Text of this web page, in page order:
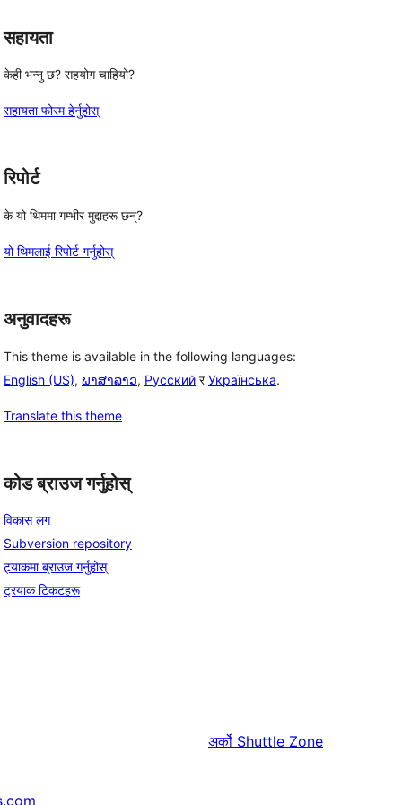
सहायता
केही भन्नु छ? सहयोग चाहियो?
सहायता फोरम हेर्नुहोस्
रिपोर्ट
के यो थिममा गम्भीर मुद्दाहरू छन्?
यो थिमलाई रिपोर्ट गर्नुहोस्
अनुवादहरू
This theme is available in the following languages:
English (US), ພາສາລາວ, Русский रУкраїнська.
Translate this theme
कोड ब्राउज गर्नुहोस्
विकास लग
Subversion repository
ट्र्याकमा ब्राउज गर्नुहोस्
ट्रयाक टिकटहरू
अर्को Shuttle Zone